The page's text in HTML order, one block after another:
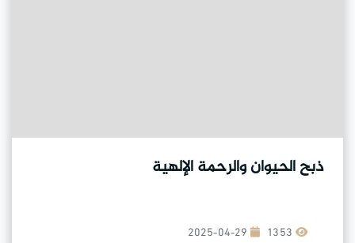
ذبح الحيوان والرحمة الإلهية
2025-04-29